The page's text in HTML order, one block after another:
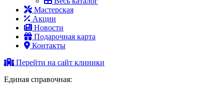
Мастерская
Акции
Новости
Подарочная карта
Контакты
Перейти на сайт клиники
Единая справочная: